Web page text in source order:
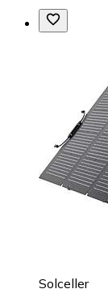
Solceller